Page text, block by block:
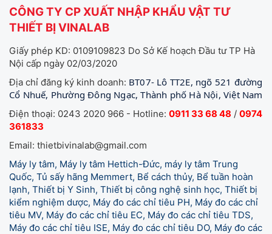
CÔNG TY CP XUẤT NHẬP KHẨU VẬT TƯ
THIẾT BỊ VINALAB
Giấy phép KD: 0109109823 Do Sở Kế hoạch Đầu tư TP Hà
Nội cấp ngày 02/03/2020
Địa chỉ đăng ký kinh doanh: BT07- Lô TT2E, ngõ 521 đường
Cổ Nhuế, Phường Đông Ngạc, Thành phố Hà Nội, Việt Nam
Điện thoại: 0243 2020 966 - Hotline: 0911 33 68 48 / 0974
361833
Email: thietbivinalab@gmail.com
Máy ly tâm, Máy ly tâm Hettich-Đức, máy ly tâm Trung
Quốc, Tủ sấy hãng Memmert, Bể cách thủy, Bể tuần hoàn
lạnh, Thiết bị Y Sinh, Thiết bị công nghệ sinh học, Thiết bị
kiểm nghiệm dược, Máy đo các chỉ tiêu PH, Máy đo các chỉ
tiêu MV, Máy đo các chỉ tiêu EC, Máy đo các chỉ tiêu TDS,
Máy đo các chỉ tiêu ISE, Máy đo các chỉ tiêu DO, Máy đo các